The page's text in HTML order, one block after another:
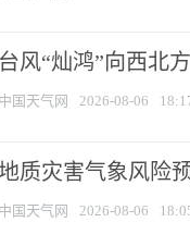
台风“灿鸿”向西北
中国天气网 2026-08-06
质灾害气象风险
中国天气网 2026-08-06